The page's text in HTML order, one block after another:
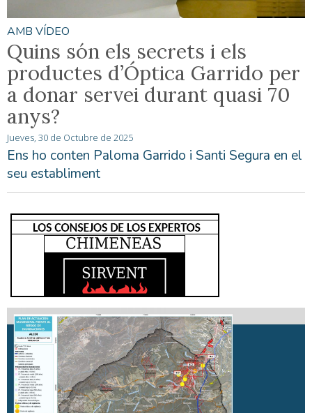
AMB VÍDEO
Quins són els secrets i els
productes d’Óptica Garrido per
a donar servei durant quasi 70
anys?
Jueves, 30 de Octubre de 2025
Ens ho conten Paloma Garrido i Santi Segura en el
seu establiment